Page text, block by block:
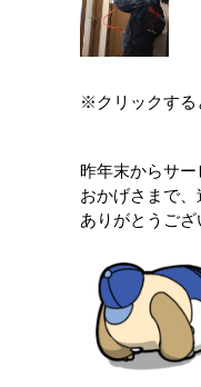
※クリックする
昨年末からサー
おかげさまで、
ありがとうござ